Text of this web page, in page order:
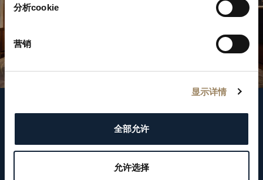
分析cookie
营销
显示详情
全部允许
允许选择
關注我們
WeChat ID
Breguet_China